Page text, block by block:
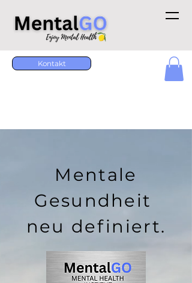
Kontakt
Mentale
Gesundheit
neu definiert.